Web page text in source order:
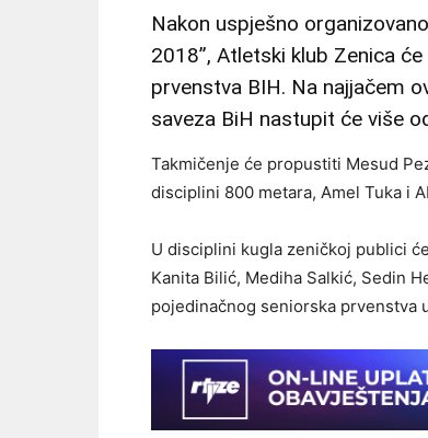
Nakon uspješno
2018”, Atletski klub Zenica
prvenstva BIH. Na najjačem
saveza BiH nastupit će više
Takmičenje će propustiti Mesud
disciplini 800 metara, Amel Tuka i
U disciplini kugla zeničkoj publici
Kanita Bilić, Mediha Salkić, Sedin
pojedinačnog seniorska prvenstva